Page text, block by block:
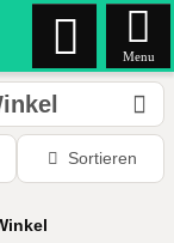
Menu
Sortieren